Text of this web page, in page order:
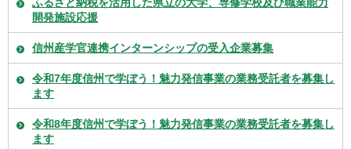
ふるさと納税を活用した県立の大学、専修学校及び職業能力
開発施設応援
信州産学官連携インターンシップの受入企業募集
令和7年度信州で学ぼう！魅力発信事業の業務受託者を募集し
ます
令和8年度信州で学ぼう！魅力発信事業の業務受託者を募集し
ます